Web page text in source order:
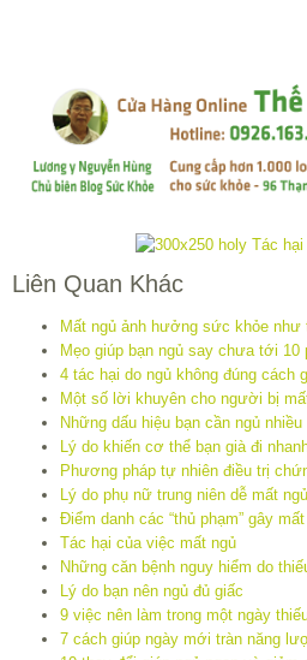
Liên Quan Khác
Mất ngủ ảnh hưởng sức khỏe như
Mẹo giúp bạn ngủ say chưa tới 10
4 tác hại do ngủ không đúng cách
Một số lời khuyên cho người bị
Những dấu hiệu bạn cần ngủ
Lý do khiến cơ thể bạn già đi
Phương pháp tự nhiên điều trị
Lý do phụ nữ trung niên dễ mất ngủ
Điểm danh các “thủ phạm” gây
Tác hại của việc mất ngủ
Những căn bệnh nguy hiểm do
Lý do bạn nên ngủ đủ giấc
9 việc nên làm trong một ngày
7 cách giúp ngày mới tràn năng